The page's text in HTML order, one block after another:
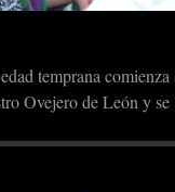
temprana comienza
Ovejero de León y se
En el año
Superior de